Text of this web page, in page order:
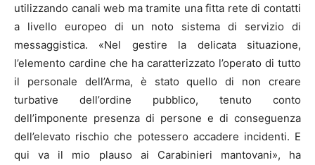
utilizzando canali web ma tramite una fitta rete di contatti
a livello europeo di un noto sistema di servizio di
messaggistica. «Nel gestire la delicata situazione,
l’elemento cardine che ha caratterizzato l’operato di tutto
il personale dell’Arma, è stato quello di non creare
turbative dell’ordine pubblico, tenuto conto
dell’imponente presenza di persone e di conseguenza
dell’elevato rischio che potessero accadere incidenti. E
qui va il mio plauso ai Carabinieri mantovani», ha